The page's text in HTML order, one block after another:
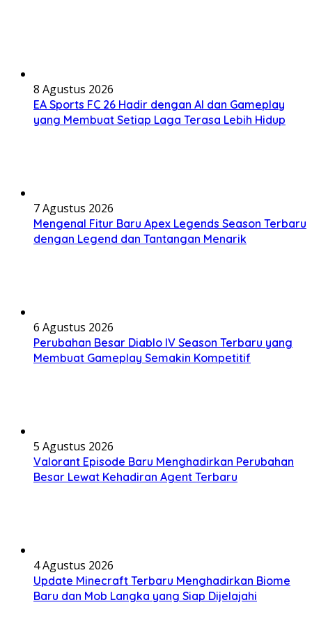
8 Agustus 2026
EA Sports FC 26 Hadir dengan AI dan Gameplay
yang Membuat Setiap Laga Terasa Lebih Hidup
7 Agustus 2026
Mengenal Fitur Baru Apex Legends Season Terbaru
dengan Legend dan Tantangan Menarik
6 Agustus 2026
Perubahan Besar Diablo IV Season Terbaru yang
Membuat Gameplay Semakin Kompetitif
5 Agustus 2026
Valorant Episode Baru Menghadirkan Perubahan
Besar Lewat Kehadiran Agent Terbaru
4 Agustus 2026
Update Minecraft Terbaru Menghadirkan Biome
Baru dan Mob Langka yang Siap Dijelajahi